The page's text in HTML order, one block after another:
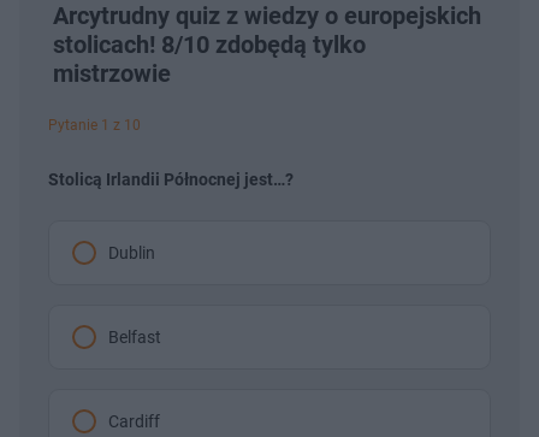
Arcytrudny quiz z wiedzy o europejskich
stolicach! 8/10 zdobędą tylko
mistrzowie
Pytanie 1 z 10
Stolicą Irlandii Północnej jest…?
Dublin
Belfast
Cardiff